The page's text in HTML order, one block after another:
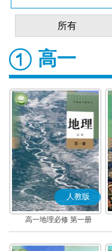
所有
高一
人教版
高一地理必修 第一册